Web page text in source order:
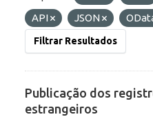
API
JSON
Filtrar Resultados
Publicação dos
estrangeiros